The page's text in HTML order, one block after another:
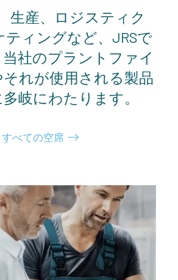
生産、ロジスティク
ティングなど、JRSで
社のプラントファイ
れが使用される製品
岐にわたります。
すべての空席